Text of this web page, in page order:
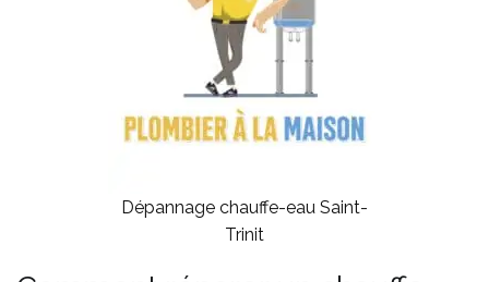
Dépannage chauffe-eau Saint-
Trinit